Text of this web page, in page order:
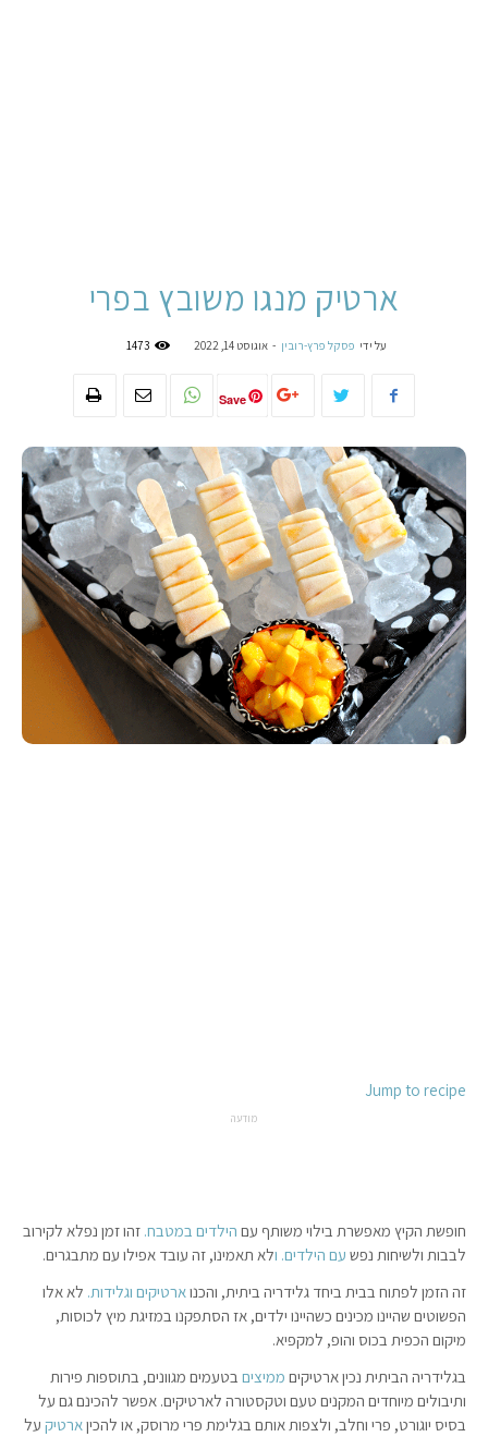
ארטיק מנגו משובץ בפרי
על ידי פסקל פרץ-רובין - אוגוסט 14, 2022 1473
Save
Jump to recipe
מודעה
חופשת הקיץ מאפשרת בילוי משותף עם הילדים במטבח. זהו זמן נפלא לקירוב
לבבות ולשיחות נפש עם הילדים. ולא תאמינו, זה עובד אפילו עם מתבגרים.
זה הזמן לפתוח בבית ביחד גלידריה ביתית, והכנוארטיקים וגלידות. לא אלו
הפשוטים שהיינו מכינים כשהיינו ילדים, אז הסתפקנו במזיגת מיץ לכוסות,
מיקום הכפית בכוס והופ, למקפיא.
בגלידריה הביתית נכין ארטיקים ממיצים בטעמים מגוונים, בתוספות פירות
ותיבולים מיוחדים המקנים טעם וטקסטורה לארטיקים. אפשר להכינם גם על
בסיס יוגורט, פרי וחלב, ולצפות אותם בגלימת פרי מרוסק, או להכיןארטיק על